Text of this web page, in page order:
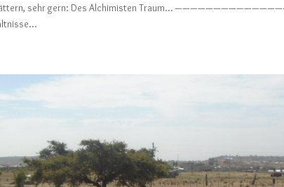
sehr gern: Des Alchimisten Traum…